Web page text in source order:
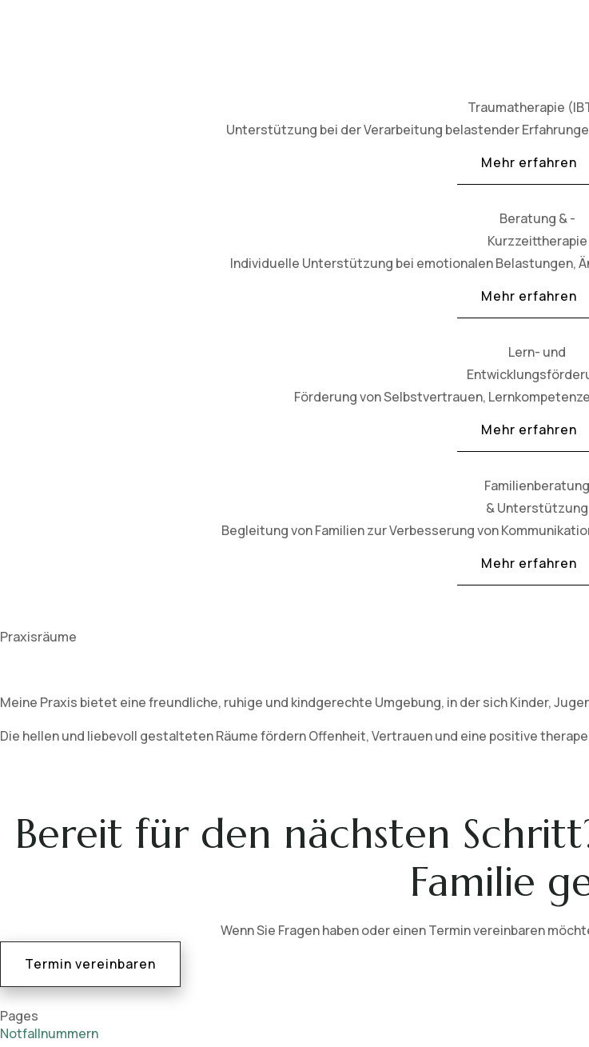
Traumatherapie
Unterstützung bei der Verarbeitung belastender
Mehr erfahren
Beratung & -
Kurzzeittherapie
Individuelle Unterstützung bei emotionalen Belastungen,
Mehr erfahren
Lern- und
Förderung von Selbstvertrauen,
Mehr erfahren
Familienberatung
& Unterstützung
Begleitung von Familien zur Verbesserung von
Mehr erfahren
Praxisräume
Meine Praxis bietet eine freundliche, ruhige und kindgerechte Umgebung, in der sich Kinder,
Die hellen und liebevoll gestalteten Räume fördern Offenheit, Vertrauen und eine positive
Bereit für den nächsten
Familie
Wenn Sie Fragen haben oder einen Termin vereinbaren
Termin vereinbaren
Pages
Notfallnummern